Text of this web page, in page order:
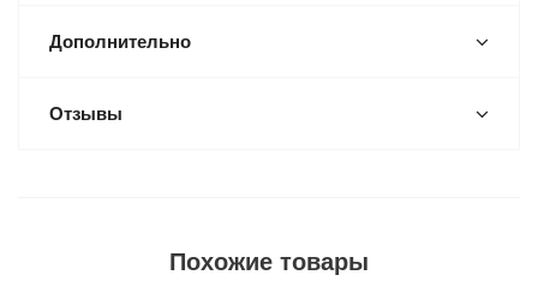
Дополнительно
Отзывы
Похожие товары